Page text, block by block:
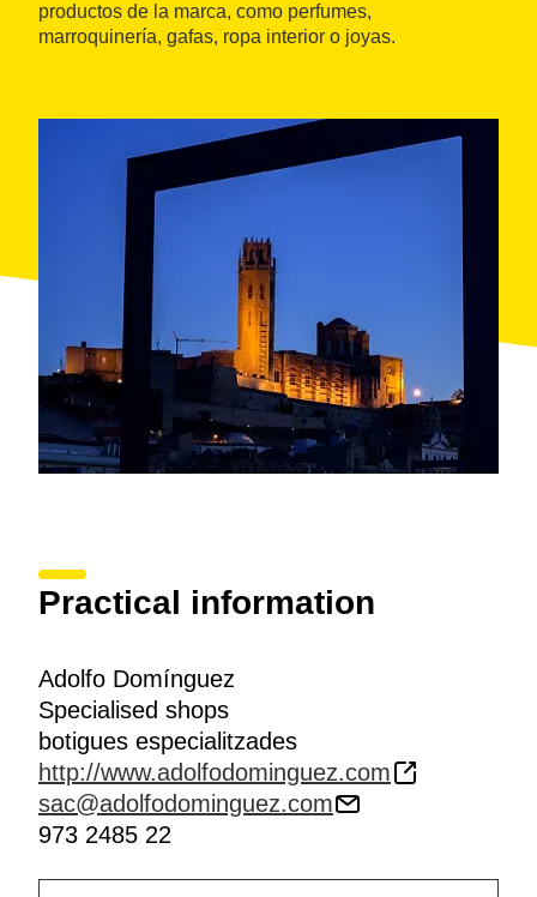
productos de la marca, como perfumes,
marroquinería, gafas, ropa interior o joyas.
Practical information
Adolfo Domínguez
Specialised shops
botigues especialitzades
http://www.adolfodominguez.com
sac@adolfodominguez.com
973 2485 22